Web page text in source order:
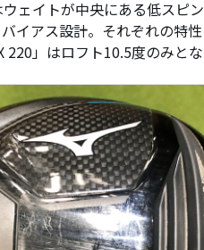
ェイトが中央にある低スピ
イアス設計。それぞれの特
」はロフト10.5度のみとな